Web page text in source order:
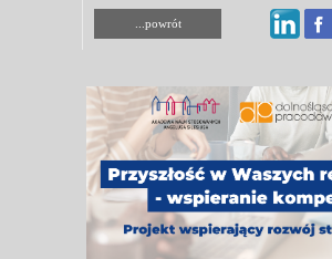
...powrót